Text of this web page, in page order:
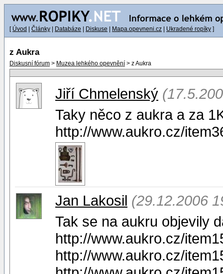
[ Úvod Články Databáze Diskuse Mapa.opevneni.cz Ukradené ropíky ]
z Aukra
Diskusní fórum > Muzea lehkého opevnění > z Aukra
Jiří Chmelenský
Taky něco z aukra a za
http://www.aukro.cz/
Jan Lakosil (29.12.2006
Tak se na aukru objevily
http://www.aukro.cz/
http://www.aukro.cz/